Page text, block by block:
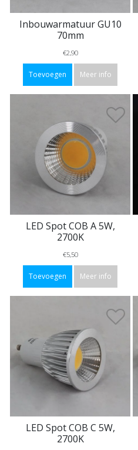
Inbouwarmatuur GU10
70mm
€2,90
Toevoegen Meer info
LED Spot COB A 5W,
2700K
€5,50
Toevoegen Meer info
LED Spot COB C 5W,
2700K